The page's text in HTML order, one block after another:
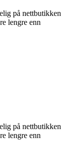
på nettbutikken
lengre enn
på nettbutikken
lengre enn